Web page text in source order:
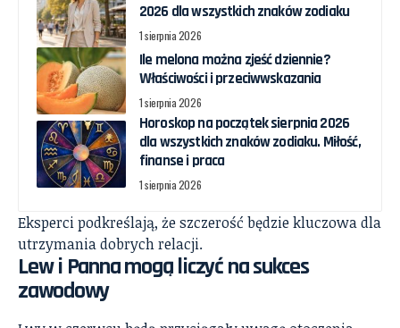
2026 dla wszystkich znaków zodiaku
1 sierpnia 2026
Ile melona można zjeść dziennie?
Właściwości i przeciwwskazania
1 sierpnia 2026
Horoskop na początek sierpnia 2026
dla wszystkich znaków zodiaku. Miłość,
finanse i praca
1 sierpnia 2026
Eksperci podkreślają, że szczerość będzie kluczowa dla
utrzymania dobrych relacji.
Lew i Panna mogą liczyć na sukces
zawodowy